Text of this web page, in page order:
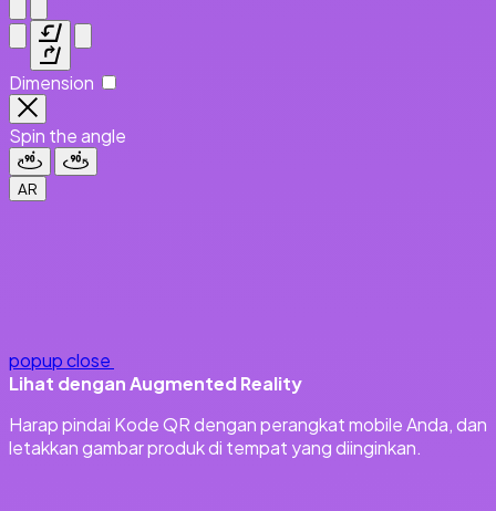
Dimension
Spin the angle
AR
popup close
Lihat dengan Augmented Reality
Harap pindai Kode QR dengan perangkat mobile Anda, dan
letakkan gambar produk di tempat yang diinginkan.